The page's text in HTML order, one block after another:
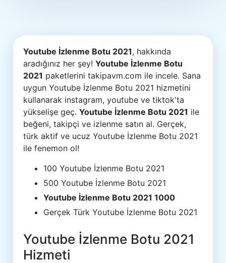
Youtube İzlenme Botu 2021, hakkında
aradığınız her şey!Youtube İzlenme Botu
2021 paketlerini takipavm.com ile incele. Sana
uygun Youtube İzlenme Botu 2021 hizmetini
kullanarak instagram, youtube ve tiktok'ta
yükselişe geç.Youtube İzlenme Botu 2021 ile
beğeni, takipçi ve izlenme satın al. Gerçek,
türk aktif ve ucuz Youtube İzlenme Botu 2021
ile fenemon ol!
100 Youtube İzlenme Botu 2021
500 Youtube İzlenme Botu 2021
Youtube İzlenme Botu 2021 1000
Gerçek Türk Youtube İzlenme Botu 2021
Youtube İzlenme Botu 2021
Hizmeti